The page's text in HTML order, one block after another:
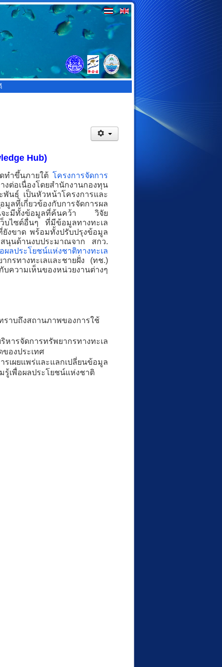
Hub)
ทำขึ้นภายใต้ โครงการจัดการ
เนื่องโดยสำนักงานกองทุน
นธุ์ เป็นหัวหน้าโครงการและ
เกี่ยวข้องกับการจัดการผล
นี้จะมีทั้งข้อมูลที่ค้นคว้า วิจัย
ว็บไซต์อื่นๆ ที่มีข้อมูลทางทะเล
ยังขาด พร้อมทั้งปรับปรุงข้อมูล
สนุนด้านงบประมาณจาก สกว.
ลประโยชน์แห่งชาติทางทะเล
รทางทะเลและชายฝั่ง (ทช.)
ความเห็นของหน่วยงานต่างๆ
าบถึงสถานภาพของการใช้
ารจัดการทรัพยากรทางทะเล
องประเทศ
รเผยแพร่และแลกเปลี่ยนข้อมูล
เพื่อผลประโยชน์แห่งชาติ